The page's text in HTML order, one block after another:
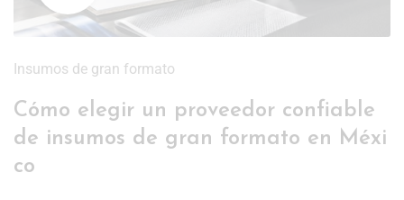
Insumos de gran formato
Cómo elegir un proveedor confiable
de insumos de gran formato en Méxi
co